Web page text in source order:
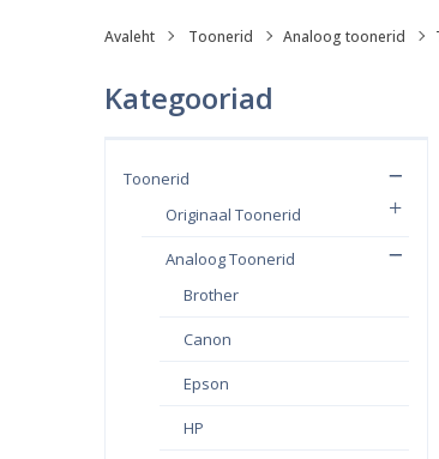
Avaleht Toonerid Analoog toonerid
Kategooriad
Toonerid
Originaal Toonerid
Analoog Toonerid
Brother
Canon
Epson
HP